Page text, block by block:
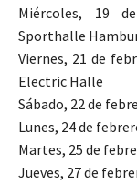
Miércoles, 19
Sporthalle
Viernes, 21 de
Electric Halle
Sábado, 22 de
Lunes, 24 de
Martes, 25 de
Jueves, 27 de